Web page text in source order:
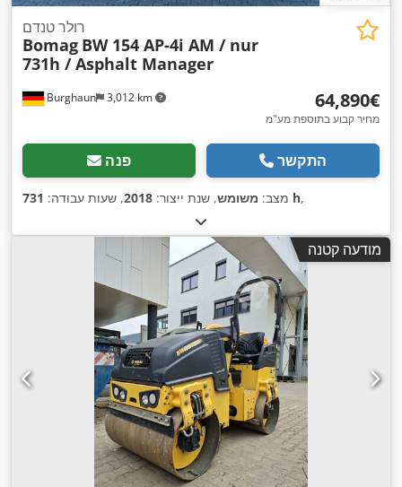
Burghaun 3,012 km
רולר טנדם
Bomag BW 154 AP-4i AM / nur
731h / Asphalt Manager
‏64,890 ‏€
מחיר קבוע בתוספת מע"מ
פנה התקשר
מצב: משומש, שנת ייצור: 2018, שעות עבודה: 731 h,
מודעה קטנה